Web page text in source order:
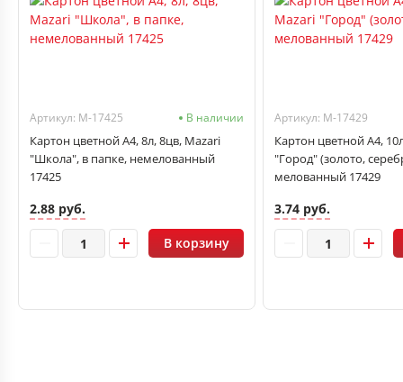
Артикул: M-17425 В наличии
Картон цветной A4, 8л, 8цв, Mazari
"Школа", в папке, немелованный
17425
2.88 руб.
В корзину
Артикул: M-17429
Картон цветной A4,
"Город" (золото,
мелованный 17429
3.74 руб.